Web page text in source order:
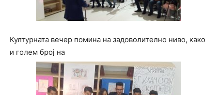
Културната вечер помина на задоволително ниво, како
и голем број на